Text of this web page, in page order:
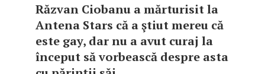
Răzvan Ciobanu a mărturisit la
Antena Stars că a ştiut mereu că
este gay, dar nu a avut curaj la
început să vorbească despre asta